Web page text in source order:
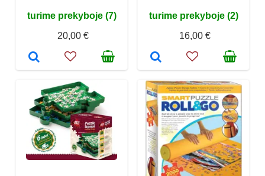
turime prekyboje (7)
20,00 €
turime prekyboje (2)
16,00 €